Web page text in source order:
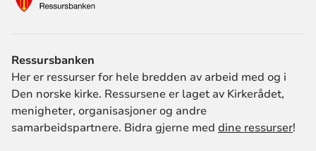
Ressursbanken
Her er ressurser for hele bredden av arbeid med og i
Den norske kirke. Ressursene er laget av Kirkerådet,
menigheter, organisasjoner og andre
samarbeidspartnere. Bidra gjerne med dine ressurser!